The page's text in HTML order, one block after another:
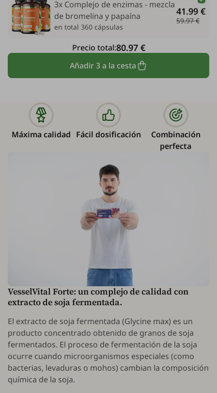
3x Complejo de enzimas - mezcla
de bromelina y papaína
en total 360 cápsulas
41.99 €
59.97 €
Añadir 3 a la cesta
Precio total:80.97 €
Máxima calidad Fácil dosificación
Combinación
perfecta
VesselVital Forte: un complejo de calidad con
extracto de soja fermentada.
El extracto de soja fermentada (Glycine max) es un
producto concentrado obtenido de granos de soja
fermentados. El proceso de fermentación de la soja
ocurre cuando microorganismos especiales (como
bacterias, levaduras o mohos) cambian la composición
química de la soja.